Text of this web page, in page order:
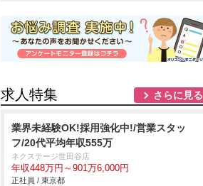
求人特集 さらに見る
業界未経験OK!採用強化中!/営業スタッ
フ/20代平均年収555万
ネクステージ世田谷店
年収448万円～901万6,000円
正社員 / 東京都